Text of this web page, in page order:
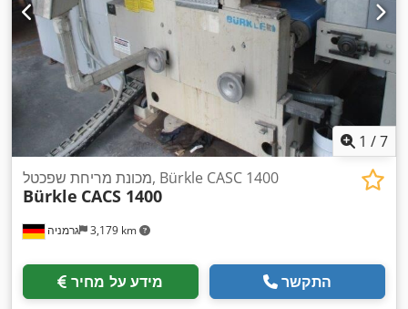
1 /7
גרמניה 3,179 km
מכונת מריחת שפכטל, Bürkle CASC 1400
Bürkle CACS 1400
מידע על מחיר התקשר